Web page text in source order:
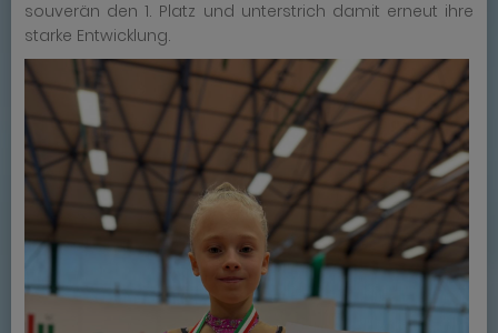
souverän den 1. Platz und unterstrich damit erneut ihre
starke Entwicklung.